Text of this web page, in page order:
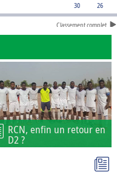
30 26
Classement complet
RCN, enfin un retour en
D2 ?